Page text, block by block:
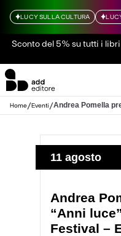
LUCY SULLA CULTURA
Sconto del 5% su tutti i libri
Home/Eventi/Andrea Pomella
11 agosto
Andrea
“Anni
Festival –